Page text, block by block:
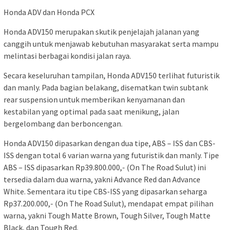
Honda ADV dan Honda PCX
Honda ADV150 merupakan skutik penjelajah jalanan yang
canggih untuk menjawab kebutuhan masyarakat serta mampu
melintasi berbagai kondisi jalan raya.
Secara keseluruhan tampilan, Honda ADV150 terlihat futuristik
dan manly. Pada bagian belakang, disematkan twin subtank
rear suspension untuk memberikan kenyamanan dan
kestabilan yang optimal pada saat menikung, jalan
bergelombang dan berboncengan.
Honda ADV150 dipasarkan dengan dua tipe, ABS – ISS dan CBS-
ISS dengan total 6 varian warna yang futuristik dan manly. Tipe
ABS – ISS dipasarkan Rp39.800.000,- (On The Road Sulut) ini
tersedia dalam dua warna, yakni Advance Red dan Advance
White. Sementara itu tipe CBS-ISS yang dipasarkan seharga
Rp37.200.000,- (On The Road Sulut), mendapat empat pilihan
warna, yakni Tough Matte Brown, Tough Silver, Tough Matte
Black, dan Tough Red.